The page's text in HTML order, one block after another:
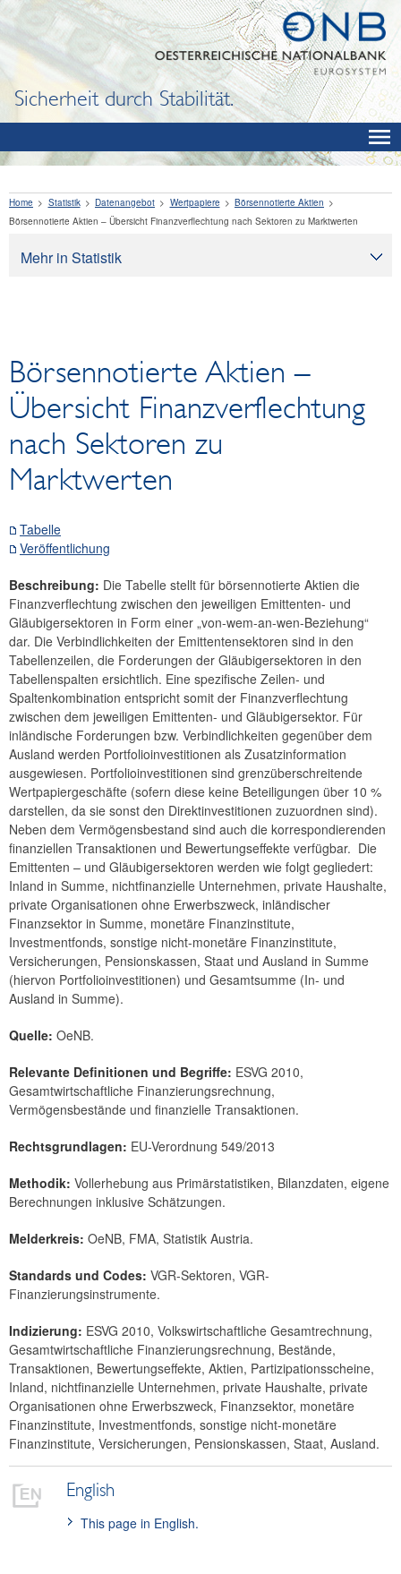
Sicherheit durch Stabilität.
Mehr in Statistik
Zinssätze und Wechselkurse
Finanzinstitutionen
Wertpapiere
Verzinsliche Wertpapiere
Börsennotierte Aktien
Investmentzertifikate
Zahlungsmittel und Zahlungssysteme
Realwirtschaftliche Indikatoren
Gesamtwirtschaftliche Finanzierungsrechnung
Außenwirtschaft
Klassifikationen
SDDS Plus
Research Desk
Sparzinsen Österreich
Home Statistik Datenangebot Wertpapiere
Börsennotierte Aktien
Börsennotierte Aktien – Übersicht Finanzverflechtung nach Sektoren zu Marktwerten
Börsennotierte Aktien –
Übersicht Finanzverflechtung
nach Sektoren zu
Marktwerten
Tabelle
Veröffentlichung
Beschreibung: Die Tabelle stellt für börsennotierte Aktien die
Finanzverflechtung zwischen den jeweiligen Emittenten- und
Gläubigersektoren in Form einer „von-wem-an-wen-Beziehung“
dar. Die Verbindlichkeiten der Emittentensektoren sind in den
Tabellenzeilen, die Forderungen der Gläubigersektoren in den
Tabellenspalten ersichtlich. Eine spezifische Zeilen- und
Spaltenkombination entspricht somit der Finanzverflechtung
zwischen dem jeweiligen Emittenten- und Gläubigersektor. Für
inländische Forderungen bzw. Verbindlichkeiten gegenüber dem
Ausland werden Portfolioinvestitionen als Zusatzinformation
ausgewiesen. Portfolioinvestitionen sind grenzüberschreitende
Wertpapiergeschäfte (sofern diese keine Beteiligungen über 10 %
darstellen, da sie sonst den Direktinvestitionen zuzuordnen sind).
Neben dem Vermögensbestand sind auch die korrespondierenden
finanziellen Transaktionen und Bewertungseffekte verfügbar. Die
Emittenten – und Gläubigersektoren werden wie folgt gegliedert:
Inland in Summe, nichtfinanzielle Unternehmen, private Haushalte,
private Organisationen ohne Erwerbszweck, inländischer
Finanzsektor in Summe, monetäre Finanzinstitute,
Investmentfonds, sonstige nicht-monetäre Finanzinstitute,
Versicherungen, Pensionskassen, Staat und Ausland in Summe
(hiervon Portfolioinvestitionen) und Gesamtsumme (In- und
Ausland in Summe).
Quelle: OeNB.
Relevante Definitionen und Begriffe: ESVG 2010,
Gesamtwirtschaftliche Finanzierungsrechnung,
Vermögensbestände und finanzielle Transaktionen.
Rechtsgrundlagen: EU-Verordnung 549/2013
Methodik: Vollerhebung aus Primärstatistiken, Bilanzdaten, eigene
Berechnungen inklusive Schätzungen.
Melderkreis: OeNB, FMA, Statistik Austria.
Standards und Codes: VGR-Sektoren, VGR-
Finanzierungsinstrumente.
Indizierung: ESVG 2010, Volkswirtschaftliche Gesamtrechnung,
Gesamtwirtschaftliche Finanzierungsrechnung, Bestände,
Transaktionen, Bewertungseffekte, Aktien, Partizipationsscheine,
Inland, nichtfinanzielle Unternehmen, private Haushalte, private
Organisationen ohne Erwerbszweck, Finanzsektor, monetäre
Finanzinstitute, Investmentfonds, sonstige nicht-monetäre
Finanzinstitute, Versicherungen, Pensionskassen, Staat, Ausland.
English
This page in English.